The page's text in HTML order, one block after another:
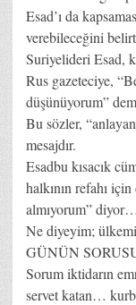
Esad’ı da
verebileceğini
Suriyelideri Esad,
Rus gazeteciye,
düşünüyorum”
Bu sözler,
mesajdır.
Esadbu kısacık
halkının refahı
almıyorum” diyor…
Ne diyeyim;
GÜNÜN
Sorum iktidarın
servet katan…